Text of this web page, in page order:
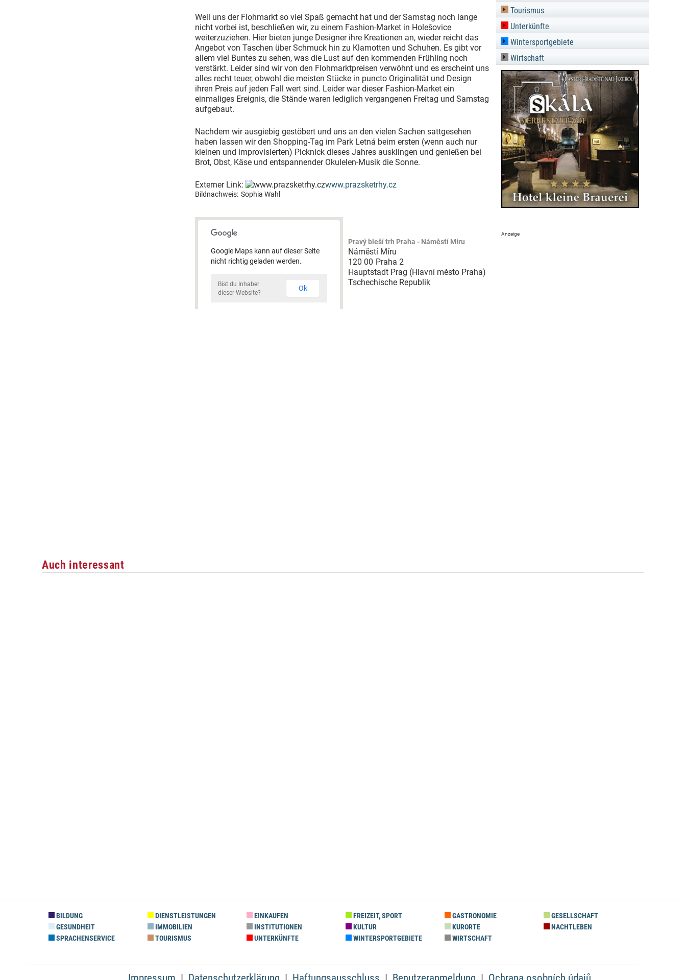
Weil uns der Flohmarkt so viel Spaß gemacht hat und der Samstag noch lange
nicht vorbei ist, beschließen wir, zu einem Fashion-Market in Holešovice
weiterzuziehen. Hier bieten junge Designer ihre Kreationen an, wieder reicht das
Angebot von Taschen über Schmuck hin zu Klamotten und Schuhen. Es gibt vor
allem viel Buntes zu sehen, was die Lust auf den kommenden Frühling noch
verstärkt. Leider sind wir von den Flohmarktpreisen verwöhnt und es erscheint uns
alles recht teuer, obwohl die meisten Stücke in puncto Originalität und Design
ihren Preis auf jeden Fall wert sind. Leider war dieser Fashion-Market ein
einmaliges Ereignis, die Stände waren lediglich vergangenen Freitag und Samstag
aufgebaut.
Nachdem wir ausgiebig gestöbert und uns an den vielen Sachen sattgesehen
haben lassen wir den Shopping-Tag im Park Letná beim ersten (wenn auch nur
kleinen und improvisierten) Picknick dieses Jahres ausklingen und genießen bei
Brot, Obst, Käse und entspannender Okulelen-Musik die Sonne.
Externer Link: www.prazsketrhy.cz
Bildnachweis: Sophia Wahl
Google Maps kann auf dieser Seite
nicht richtig geladen werden.
Bist du Inhaber
dieser Website?
Ok
Pravý bleší trh Praha - Náměstí Míru
Náměstí Míru
120 00 Praha 2
Hauptstadt Prag (Hlavní město Praha)
Tschechische Republik
Tourismus
Unterkünfte
Wintersportgebiete
Wirtschaft
Auch interessant
BILDUNG DIENSTLEISTUNGEN EINKAUFEN FREIZEIT, SPORT GASTRONOMIE
GESELLSCHAFT
GESUNDHEIT
IMMOBILIEN INSTITUTIONEN KULTUR KURORTE
NACHTLEBEN
SPRACHENSERVICE
TOURISMUS UNTERKÜNFTE WINTERSPORTGEBIETE WIRTSCHAFT